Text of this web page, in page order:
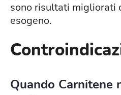
sono risultati migliorati
esogeno.
Quando Carnitene